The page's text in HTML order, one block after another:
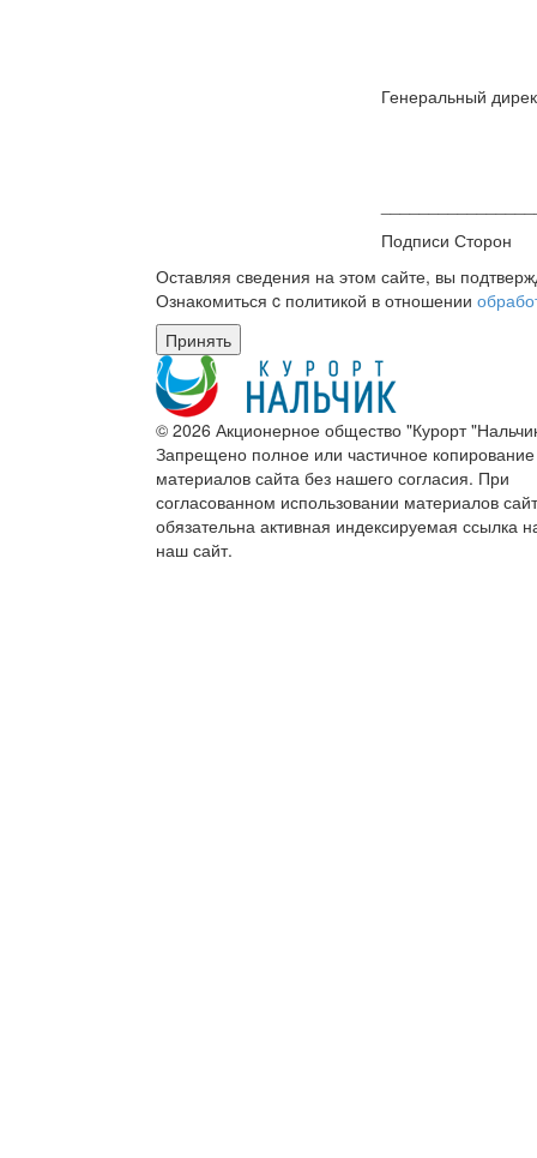
Генеральный
Подписи Сторон
Оставляя сведения на этом сайте, вы
Ознакомиться c политикой в отношении
Принять
© 2026 Акционерное общество "Курорт
Запрещено полное или частичное копирование
материалов сайта без нашего согласия. При
согласованном использовании материалов
обязательна активная индексируемая ссылка
наш сайт.